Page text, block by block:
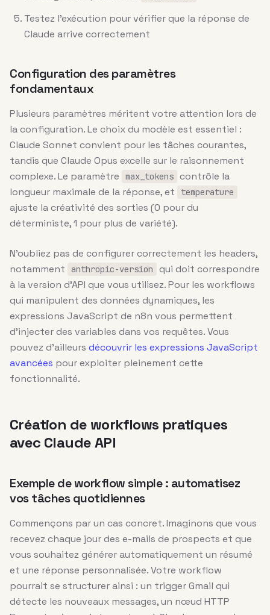
Testez l’exécution pour vérifier que la réponse de
Claude arrive correctement
Configuration des paramètres
fondamentaux
Plusieurs paramètres méritent votre attention lors de
la configuration. Le choix du modèle est essentiel :
Claude Sonnet convient pour les tâches courantes,
tandis que Claude Opus excelle sur le raisonnement
complexe. Le paramètre
max_tokens contrôle la
longueur maximale de la réponse, et
temperature
ajuste la créativité des sorties (0 pour du
déterministe, 1 pour plus de variété).
N’oubliez pas de configurer correctement les headers,
notamment
anthropic-version
qui doit correspondre
à la version d’API que vous utilisez. Pour les workflows
qui manipulent des données dynamiques, les
expressions JavaScript de n8n vous permettent
d’injecter des variables dans vos requêtes. Vous
pouvez d’ailleurs découvrir les expressions JavaScript
avancées pour exploiter pleinement cette
fonctionnalité.
Création de workflows pratiques
avec Claude API
Exemple de workflow simple : automatisez
vos tâches quotidiennes
Commençons par un cas concret. Imaginons que vous
recevez chaque jour des e-mails de prospects et que
vous souhaitez générer automatiquement un résumé
et une réponse personnalisée. Votre workflow
pourrait se structurer ainsi : un trigger Gmail qui
détecte les nouveaux messages, un nœud HTTP